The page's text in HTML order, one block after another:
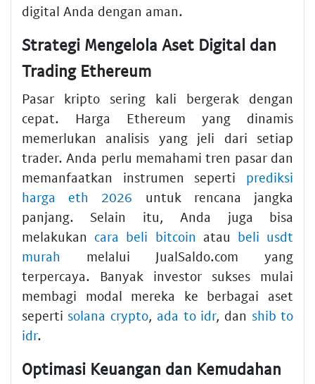
digital Anda dengan aman.
Strategi Mengelola Aset Digital dan
Trading Ethereum
Pasar kripto sering kali bergerak dengan
cepat. Harga Ethereum yang dinamis
memerlukan analisis yang jeli dari setiap
trader. Anda perlu memahami tren pasar dan
memanfaatkan instrumen seperti prediksi
harga eth 2026 untuk rencana jangka
panjang. Selain itu, Anda juga bisa
melakukan cara beli bitcoin atau beli usdt
murah melalui JualSaldo.com yang
terpercaya. Banyak investor sukses mulai
membagi modal mereka ke berbagai aset
sepertisolana crypto, ada to idr, dan shib to
idr.
Optimasi Keuangan dan Kemudahan